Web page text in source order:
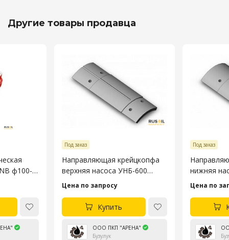
Другие товары продавца
ф100-
Под заказ
Направляющая крейцкопфа
верхняя насоса УНБ-600
4045.53.106-4
Цена по запросу
Купить
ООО ПКП "АРЕНА"
Бузулук
Под заказ
нижняя
Цена по